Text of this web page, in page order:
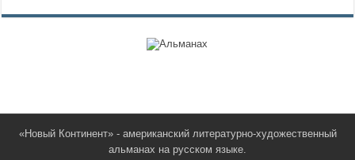
«Новый Континент» - американский литературно-художественный
альманах на русском языке.